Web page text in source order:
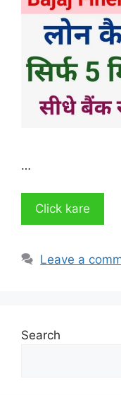
…
Click kare
Leave a
Search